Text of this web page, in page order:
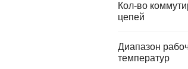
Кол-во
цепей
Диапазон
температур